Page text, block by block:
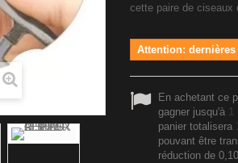
cette paire de ciseaux
Attention:
En achetant ce
gagner jusqu'à 1
panier totalisera
pouvant être
réduction de